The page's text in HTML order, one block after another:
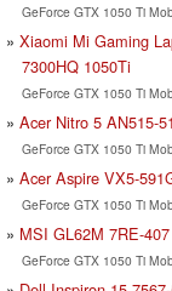
GeForce GTX 1050 Ti
Xiaomi Mi Gaming
7300HQ 1050Ti
GeForce GTX 1050 Ti
Acer Nitro 5 AN515-
GeForce GTX 1050 Ti
Acer Aspire VX5-
GeForce GTX 1050 Ti
MSI GL62M 7RE-407
GeForce GTX 1050 Ti